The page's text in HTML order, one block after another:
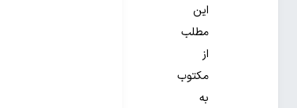
این
مطلب
از
مکتوب
به